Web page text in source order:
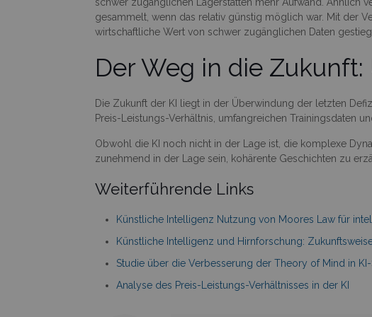
gesammelt, wenn das relativ günstig möglich war. Mit der
wirtschaftliche Wert von schwer zugänglichen Daten
Der Weg in die
Die Zukunft der KI liegt in der Überwindung der letzten
Preis-Leistungs-Verhältnis, umfangreichen Trainingsdaten
Obwohl die KI noch nicht in der Lage ist, die komplexe
zunehmend in der Lage sein, kohärente Geschichten zu
Weiterführende Links
Künstliche Intelligenz Nutzung von Moores Law für
Künstliche Intelligenz und Hirnforschung:
Studie über die Verbesserung der Theory of Mind in
Analyse des Preis-Leistungs-Verhältnisses in der KI